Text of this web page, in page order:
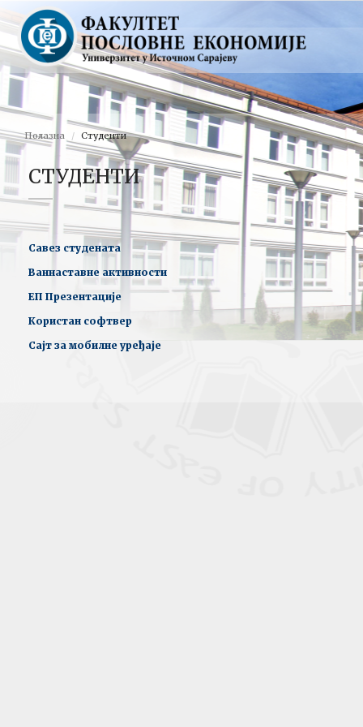
Полазна Студенти
СТУДЕНТИ
Савез студената
Ваннаставне активности
ЕП Презентације
Користан софтвер
Сајт за мобилне уређаје